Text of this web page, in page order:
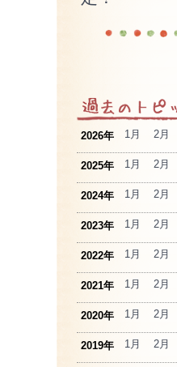
2026年 1月 2月
2025年 1月 2月
2024年 1月 2月
2023年 1月 2月
2022年 1月 2月
2021年 1月 2月
2020年 1月 2月
2019年 1月 2月